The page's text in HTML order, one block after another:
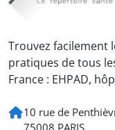
Trouvez facilement
pratiques de tous
France : EHPAD,
10 rue de